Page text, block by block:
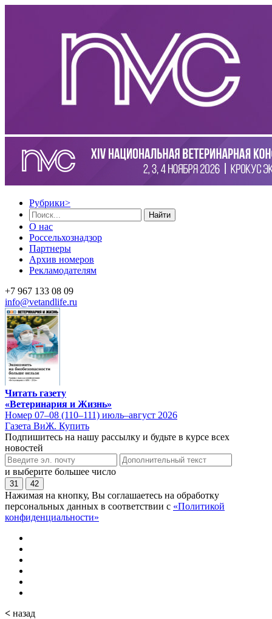
Рубрики>
Найти
О нас
Россельхознадзор
Партнеры
Архив номеров
Рекламодателям
+7 967 133 08 09
info@vetandlife.ru
Читать газету
«Ветеринария и Жизнь»
Номер 07–08 (110–111) июль–август 2026
Газета ВиЖ. Купить
Подпишитесь на нашу рассылку и будьте в курсе всех
новостей
и выберите большее число
31 42
Нажимая на кнопку, Вы соглашаетесь на обработку
персональных данных в соответствии с «Политикой
конфиденциальности»
< назад